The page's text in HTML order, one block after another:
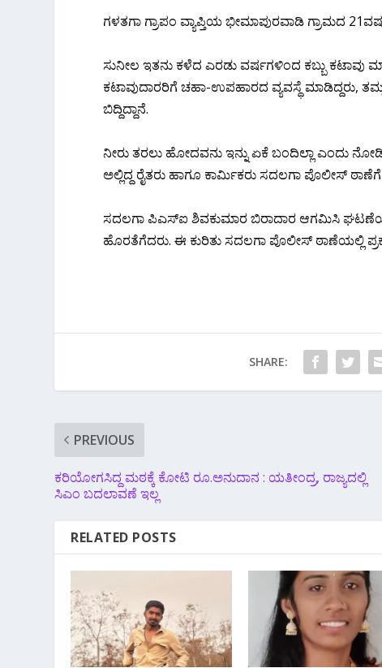
ಗಳತಗಾ ಗ್ರಾಪಂ ವ್ಯಾಪ್ತಿಯ ಭೀಮಾಪುರವಾಡಿ ಗ್ರಾಮದ
ಸುನೀಲ ಇತನು ಕಳೆದ ಎರಡು ವರ್ಷಗಳಿಂದ ಕಬ್ಬು ಕಟಾವು
ಕಟಾವುದಾರರಿಗೆ ಚಹಾ-ಉಪಹಾರದ ವ್ಯವಸ್ಥೆ ಮಾಡಿದ್ದರು,
ಬಿದ್ದಿದ್ದಾನೆ.
ನೀರು ತರಲು ಹೋದವನು ಇನ್ನು ಏಕೆ ಬಂದಿಲ್ಲಾ ಎಂದು
ಅಲ್ಲಿದ್ದ ರೈತರು ಹಾಗೂ ಕಾರ್ಮಿಕರು ಸದಲಗಾ ಪೊಲೀಸ್
ಸದಲಗಾ ಪಿಎಸ್‌ಐ ಶಿವಕುಮಾರ ಬಿರಾದಾರ ಆಗಮಿಸಿ
ಹೊರತೆಗೆದರು. ಈ‌ ಕುರಿತು ಸದಲಗಾ ಪೊಲೀಸ್ ಠಾಣೆಯಲ್ಲಿ
SHARE:
PREVIOUS
ಕರಿಯೋಗಸಿದ್ದ ಮಠಕ್ಕೆ ಕೋಟಿ ರೂ.ಅನುದಾನ : ಯತೀಂದ್ರ, ರಾಜ್ಯದಲ್ಲಿ‌
ಸಿಎಂ ಬದಲಾವಣೆ ಇಲ್ಲ
RELATED POSTS